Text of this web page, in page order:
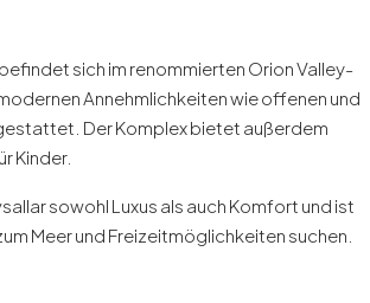
sich im renommierten Orion Valley-
Annehmlichkeiten wie offenen und
Der Komplex bietet außerdem
Kinder.
sowohl Luxus als auch Komfort und ist
Meer und Freizeitmöglichkeiten suchen.